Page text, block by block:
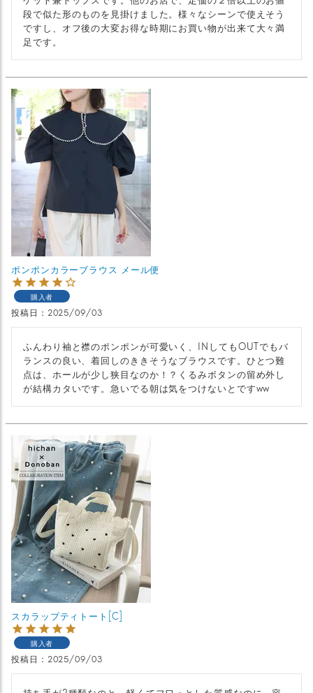
段で似た形のものを見掛けました。様々なシーンで使えそう
ですし、オフ後の大変お得な時期にお買い物が出来て大々満
足です。
ポンポンカラーブラウス メール便
購入者
投稿日 2025/09/03
ふんわり袖と襟のポンポンが可愛いく、INしてもOUTでもバ
ランスの良い、着回しのききそうなブラウスです。ひとつ難
点は、ホールが少し狭目なのか！？くるみボタンの留め外し
が結構カタいです。急いでる朝は気をつけないとですww
スカラップティトート[C]
購入者
投稿日 2025/09/03